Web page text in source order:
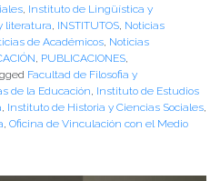
Instituto de Lingüística y
literatura INSTITUTOS Noticias
de Académicos Noticias
PUBLICACIONES
Facultad de Filosofia y
de la Educación Instituto de Estudios
Instituto de Historia y Ciencias Sociales
Oficina de Vinculación con el Medio